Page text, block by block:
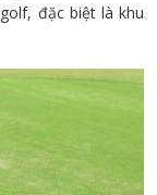
đặc biệt là khu